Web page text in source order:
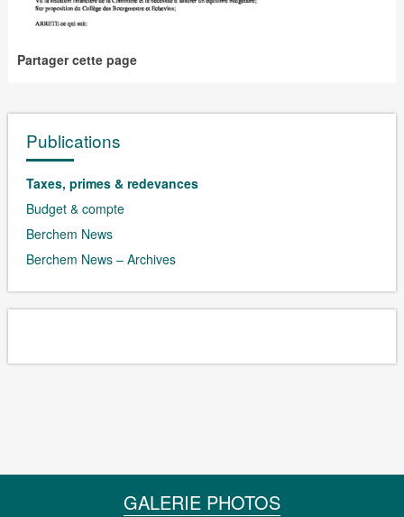
Partager cette page
Publications
Taxes, primes & redevances
Budget & compte
Berchem News
Berchem News – Archives
GALERIE PHOTOS